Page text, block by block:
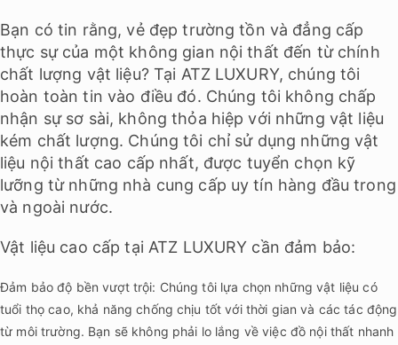
Bạn có tin rằng, vẻ đẹp trường tồn và đẳng cấp
thực sự của một không gian nội thất đến từ chính
chất lượng vật liệu? Tại ATZ LUXURY, chúng tôi
hoàn toàn tin vào điều đó. Chúng tôi không chấp
nhận sự sơ sài, không thỏa hiệp với những vật liệu
kém chất lượng. Chúng tôi chỉ sử dụng những vật
liệu nội thất cao cấp nhất, được tuyển chọn kỹ
lưỡng từ những nhà cung cấp uy tín hàng đầu trong
và ngoài nước.
Vật liệu cao cấp tại ATZ LUXURY cần đảm bảo:
Đảm bảo độ bền vượt trội: Chúng tôi lựa chọn những vật liệu có
tuổi thọ cao, khả năng chống chịu tốt với thời gian và các tác động
từ môi trường. Bạn sẽ không phải lo lắng về việc đồ nội thất nhanh